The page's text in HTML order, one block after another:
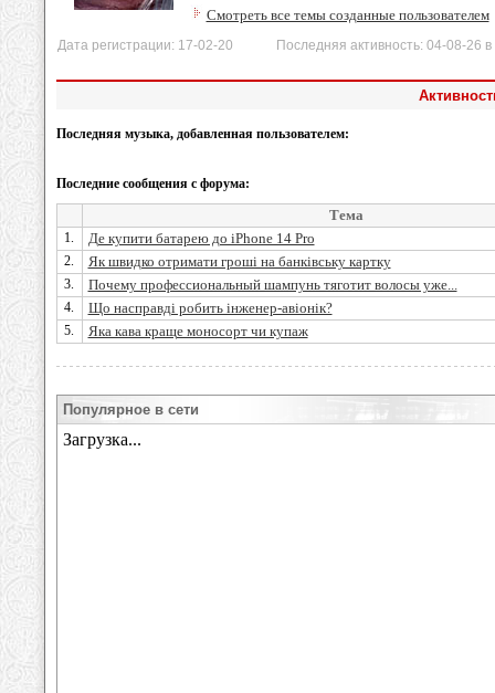
Смотреть все темы созданные пользователем
Дата регистрации: 17-02-20 Последняя активность: 04-08-26 в
Последняя музыка, добавленная пользователем:
Последние сообщения с форума:
Тема
1. Де купити батарею до iPhone 14 Pro
2. Як швидко отримати гроші на банківську картку
3. Почему профессиональный шампунь тяготит волосы уже...
4. Що насправді робить інженер-авіонік?
5. Яка кава краще моносорт чи купаж
Популярное в сети